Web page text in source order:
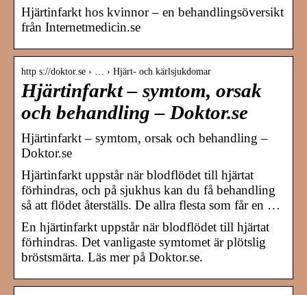
Hjärtinfarkt hos kvinnor – en behandlingsöversikt
från Internetmedicin.se
http s://doktor.se › … › Hjärt- och kärlsjukdomar
Hjärtinfarkt – symtom, orsak
och behandling – Doktor.se
Hjärtinfarkt – symtom, orsak och behandling –
Doktor.se
Hjärtinfarkt uppstår när blodflödet till hjärtat
förhindras, och på sjukhus kan du få behandling
så att flödet återställs. De allra flesta som får en …
En hjärtinfarkt uppstår när blodflödet till hjärtat
förhindras. Det vanligaste symtomet är plötslig
bröstsmärta. Läs mer på Doktor.se.